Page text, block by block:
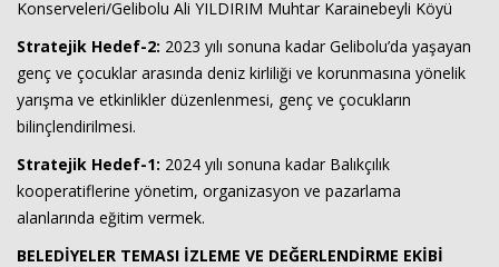
Konserveleri/Gelibolu Ali YILDIRIM Muhtar Karainebeyli Köyü
Stratejik Hedef-2: 2023 yılı sonuna kadar Gelibolu’da yaşayan
genç ve çocuklar arasında deniz kirliliği ve korunmasına yönelik
yarışma ve etkinlikler düzenlenmesi, genç ve çocukların
bilinçlendirilmesi.
Stratejik Hedef-1: 2024 yılı sonuna kadar Balıkçılık
kooperatiflerine yönetim, organizasyon ve pazarlama
alanlarında eğitim vermek.
BELEDİYELER TEMASI İZLEME VE DEĞERLENDİRME EKİBİ